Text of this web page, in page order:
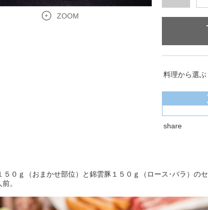
ZOOM
料理から選ぶ
share
５０ｇ（おまかせ部位）と錦雲豚１５０ｇ（ロース･バラ）の
。